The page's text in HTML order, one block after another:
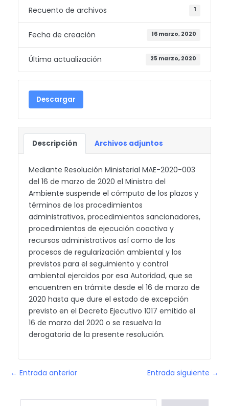
Recuento de archivos 1
Fecha de creación 16 marzo, 2020
Última actualización 25 marzo, 2020
Descargar
Descripción Archivos adjuntos
Mediante Resolución Ministerial MAE-2020-003
del 16 de marzo de 2020 el Ministro del
Ambiente suspende el cómputo de los plazos y
términos de los procedimientos
administrativos, procedimientos sancionadores,
procedimientos de ejecución coactiva y
recursos administrativos así como de los
procesos de regularización ambiental y los
previstos para el seguimiento y control
ambiental ejercidos por esa Autoridad, que se
encuentren en trámite desde el 16 de marzo de
2020 hasta que dure el estado de excepción
previsto en el Decreto Ejecutivo 1017 emitido el
16 de marzo del 2020 o se resuelva la
derogatoria de la presente resolución.
← Entrada anterior Entrada siguiente →